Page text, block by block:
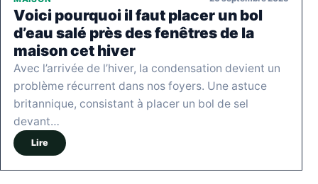
Voici pourquoi il faut placer un bol
d’eau salé près des fenêtres de la
maison cet hiver
Avec l’arrivée de l’hiver, la condensation devient un
problème récurrent dans nos foyers. Une astuce
britannique, consistant à placer un bol de sel
devant…
Lire